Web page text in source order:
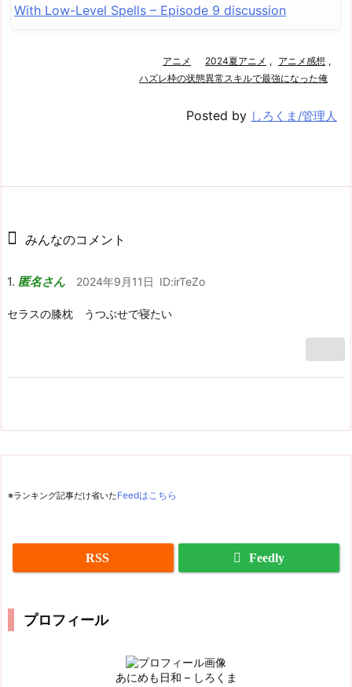
With Low-Level Spells – Episode 9 discussion
アニメ 2024夏アニメ , アニメ感想 ,
ハズレ枠の状態異常スキルで最強になった俺
Posted by しろくま/管理人
みんなのコメント
匿名さん 2024年9月11日 ID:irTeZo
セラスの膝枕 うつぶせで寝たい
※ランキング記事だけ省いたFeedはこちら
RSS Feedly
プロフィール
あにめも日和 – しろくま